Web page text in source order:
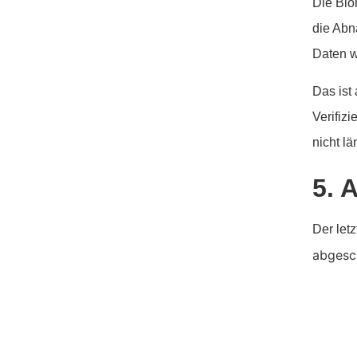
Die
die
Daten
Das ist
nicht
5.
Der